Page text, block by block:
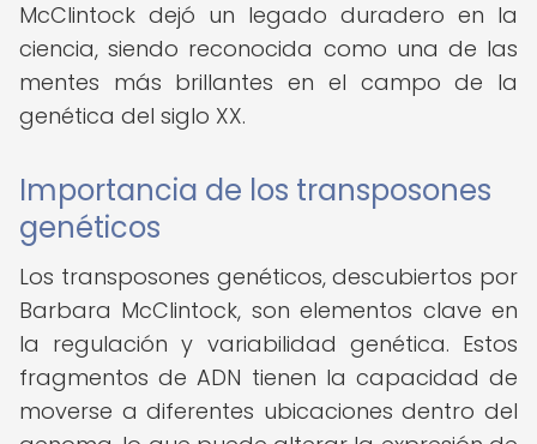
McClintock dejó un legado duradero en la
ciencia, siendo reconocida como una de las
mentes más brillantes en el campo de la
genética del siglo XX.
Importancia de los transposones
genéticos
Los transposones genéticos, descubiertos por
Barbara McClintock, son elementos clave en
la regulación y variabilidad genética. Estos
fragmentos de ADN tienen la capacidad de
moverse a diferentes ubicaciones dentro del